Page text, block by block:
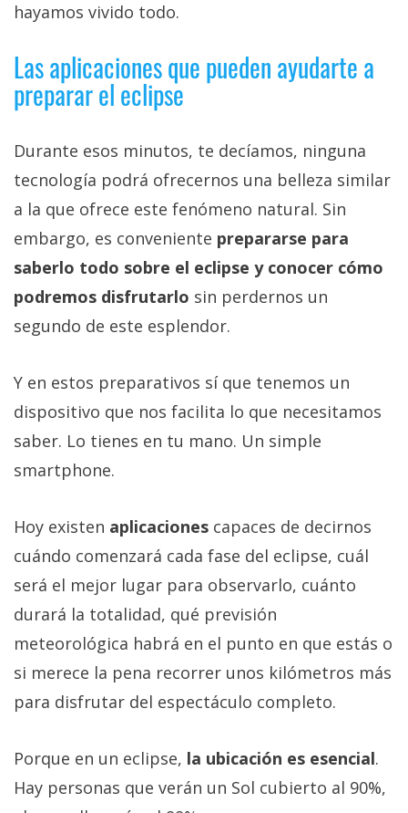
hayamos vivido todo.
Las aplicaciones que pueden ayudarte a
preparar el eclipse
Durante esos minutos, te decíamos, ninguna
tecnología podrá ofrecernos una belleza similar
a la que ofrece este fenómeno natural. Sin
embargo, es conveniente prepararse para
saberlo todo sobre el eclipse y conocer cómo
podremos disfrutarlo sin perdernos un
segundo de este esplendor.
Y en estos preparativos sí que tenemos un
dispositivo que nos facilita lo que necesitamos
saber. Lo tienes en tu mano. Un simple
smartphone.
Hoy existen aplicaciones capaces de decirnos
cuándo comenzará cada fase del eclipse, cuál
será el mejor lugar para observarlo, cuánto
durará la totalidad, qué previsión
meteorológica habrá en el punto en que estás o
si merece la pena recorrer unos kilómetros más
para disfrutar del espectáculo completo.
Porque en un eclipse, la ubicación es esencial.
Hay personas que verán un Sol cubierto al 90%,